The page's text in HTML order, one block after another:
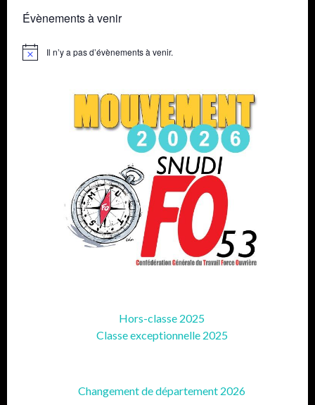
Évènements à venir
Notice Il n’y a pas d’évènements à venir.
Hors-classe 2025
Classe exceptionnelle 2025
Changement de département 2026